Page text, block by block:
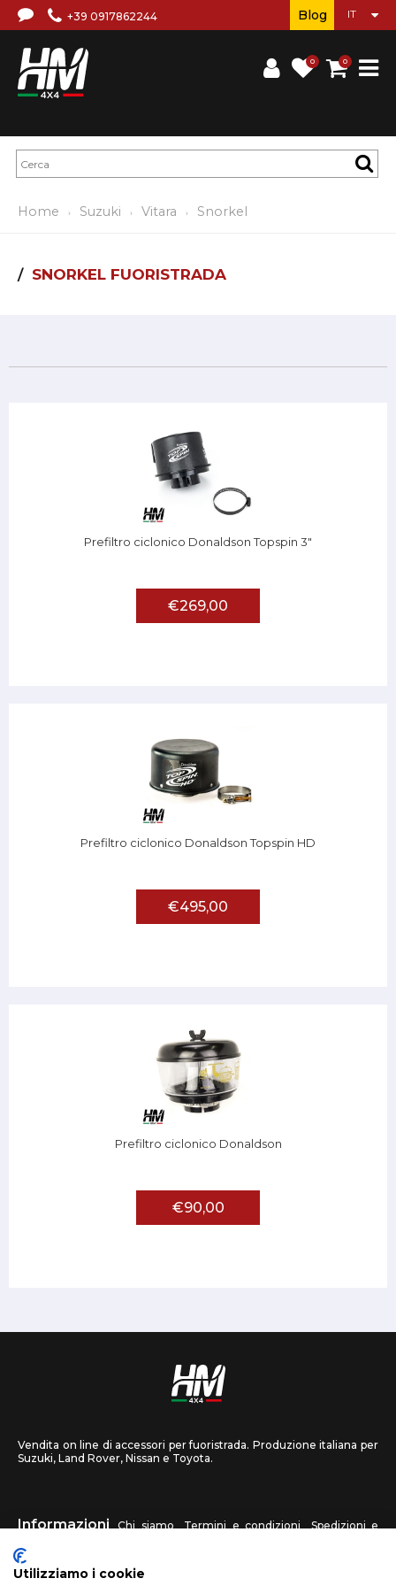
+39 0917862244
0 0
Blog
Home Suzuki Vitara Snorkel
SNORKEL FUORISTRADA
Prefiltro ciclonico Donaldson Topspin 3"
€269,00
Prefiltro ciclonico Donaldson Topspin HD
€495,00
Prefiltro ciclonico Donaldson
€90,00
Vendita on line di accessori per fuoristrada. Produzione italiana per
Suzuki, Land Rover, Nissan e Toyota.
Informazioni Chi siamo Termini e condizioni
Spedizioni e
recessi
Utilizziamo i cookie